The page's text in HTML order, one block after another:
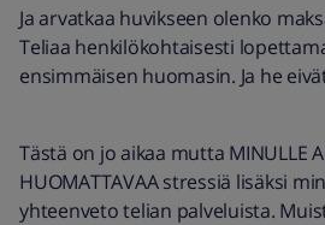
Ja arvatkaa huvikseen olenko
Teliaa henkilökohtaisesti
ensimmäisen huomasin. Ja he
Tästä on jo aikaa mutta MINULLE
HUOMATTAVAA stressiä lisäksi
yhteenveto telian palveluista.